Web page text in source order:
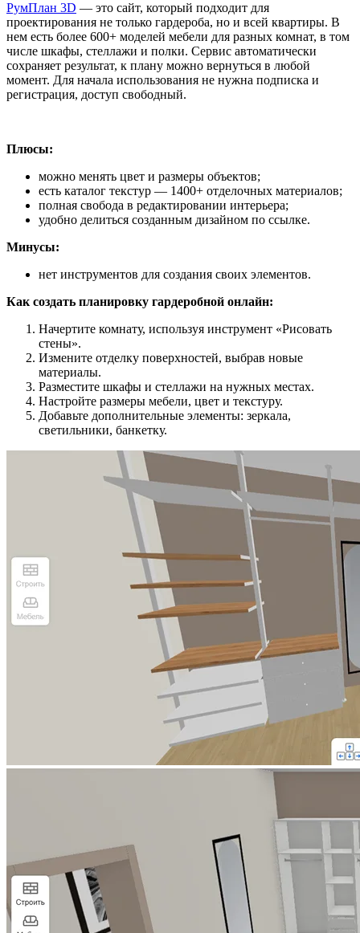
РумПлан 3D — это сайт, который подходит для
проектирования не только гардероба, но и всей квартиры. В
нем есть более 600+ моделей мебели для разных комнат, в том
числе шкафы, стеллажи и полки. Сервис автоматически
сохраняет результат, к плану можно вернуться в любой
момент. Для начала использования не нужна подписка и
регистрация, доступ свободный.
Плюсы:
можно менять цвет и размеры объектов;
есть каталог текстур — 1400+ отделочных материалов;
полная свобода в редактировании интерьера;
удобно делиться созданным дизайном по ссылке.
Минусы:
нет инструментов для создания своих элементов.
Как создать планировку гардеробной онлайн:
Начертите комнату, используя инструмент «Рисовать
стены».
Измените отделку поверхностей, выбрав новые
материалы.
Разместите шкафы и стеллажи на нужных местах.
Настройте размеры мебели, цвет и текстуру.
Добавьте дополнительные элементы: зеркала,
светильники, банкетку.